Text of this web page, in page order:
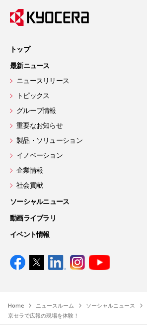
トップ
最新ニュース
ニュースリリース
トピックス
グループ情報
重要なお知らせ
製品・ソリューション
イノベーション
企業情報
社会貢献
ソーシャルニュース
動画ライブラリ
イベント情報
Home ニュースルーム
ソーシャルニュース
京セラで広報の現場を体験！